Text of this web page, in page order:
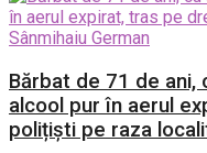
Bărbat de 71 de ani,
alcool pur în aerul
polițiști pe raza